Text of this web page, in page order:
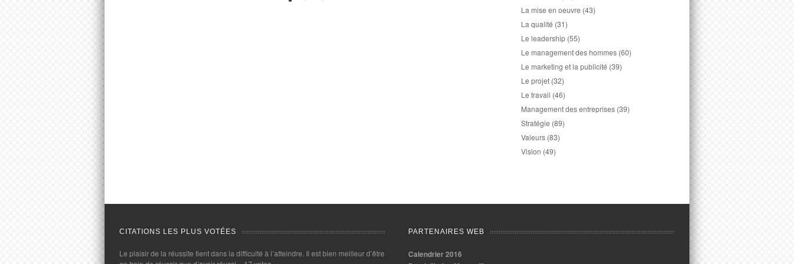
La mise en oeuvre (43)
La qualité (31)
Le leadership (55)
Le management des hommes (60)
Le marketing et la publicité (39)
Le projet (32)
Le travail (46)
Management des entreprises (39)
Stratégie (89)
Valeurs (83)
Vision (49)
CITATIONS LES PLUS VOTÉES
Le plaisir de la réussite tient dans la difficulté à l’atteindre. Il est bien meilleur d’être
PARTENAIRES WEB
Calendrier 2016